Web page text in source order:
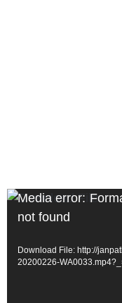
Video
Player
Media error:
not found
Download File: http://
20200226-